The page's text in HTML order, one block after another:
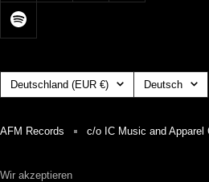
Land/Region Deutschland (EUR €) Sprache
Deutsch
AFM Records c/o IC Music and Apparel
Wir akzeptieren